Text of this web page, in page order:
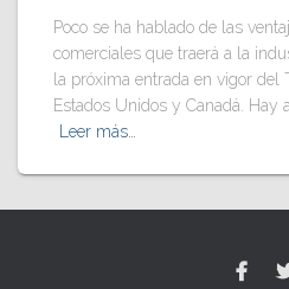
Poco se ha hablado de las
comerciales que traerá a la
la próxima entrada en vigor del
Estados Unidos y Canadá. Hay
Leer más…